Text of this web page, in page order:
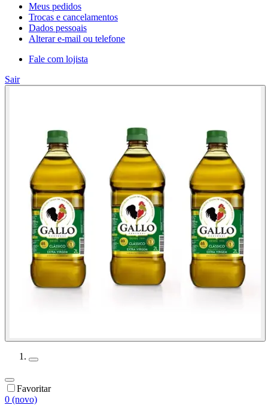
Meus pedidos
Trocas e cancelamentos
Dados pessoais
Alterar e-mail ou telefone
Fale com lojista
Sair
Favoritar
0 (novo)